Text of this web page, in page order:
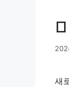
새